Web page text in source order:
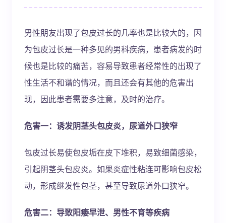
男性朋友出现了包皮过长的几率也是比较大的，因
为包皮过长是一种多见的男科疾病，患者病发的时
候也是比较的痛苦，容易导致患者经常性的出现了
性生活不和谐的情况，而且还会有其他的危害出
现，因此患者需要多注意，及时的治疗。
危害一：诱发阴茎头包皮炎，尿道外口狭窄
包皮过长易使包皮垢在皮下堆积，易致细菌感染，
引起阴茎头包皮炎。如果炎症性粘连可影响包皮松
动，形成继发性包茎，甚至导致尿道外口狭窄。
危害二：导致阳痿早泄、男性不育等疾病